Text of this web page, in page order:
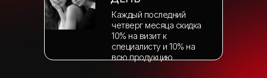
Каждый последний
четверг месяца скидка
10% на визит к
специалисту и 10% на
всю продукцию